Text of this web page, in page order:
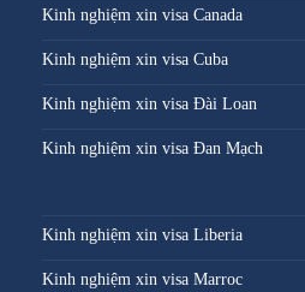
Kinh nghiệm xin visa Canada
Kinh nghiệm xin visa Cuba
Kinh nghiệm xin visa Đài Loan
Kinh nghiệm xin visa Đan Mạch
Kinh nghiệm xin visa Liberia
Kinh nghiệm xin visa Marroc